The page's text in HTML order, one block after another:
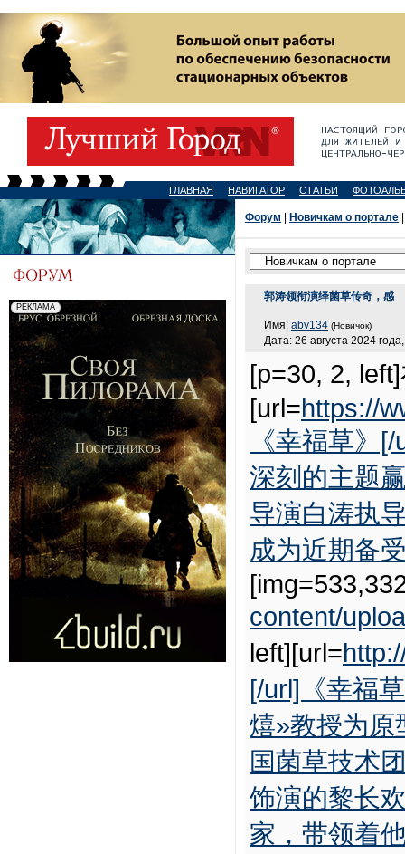
ГЛАВНАЯ НАВИГАТОР СТАТЬИ
Форум Новичкам о портале
郭涛领衔演绎菌草传奇，感
Имя: abv134 (Новичок)
Дата: 26 августа 2024
[p=30, 2,
[url=https://
《幸福草》
深刻的主题
导演白涛执
成为近期备
content/
left][url=
[/url]《幸福
熺»教授为原
国菌草技术
饰演的黎长
家，带领着